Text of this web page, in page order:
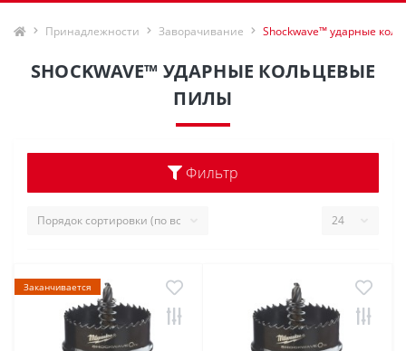
Принадлежности Заворачивание Shockwave™ ударные
SHOCKWAVE™ УДАРНЫЕ КОЛЬЦЕВЫЕ
ПИЛЫ
Фильтр
Заканчивается